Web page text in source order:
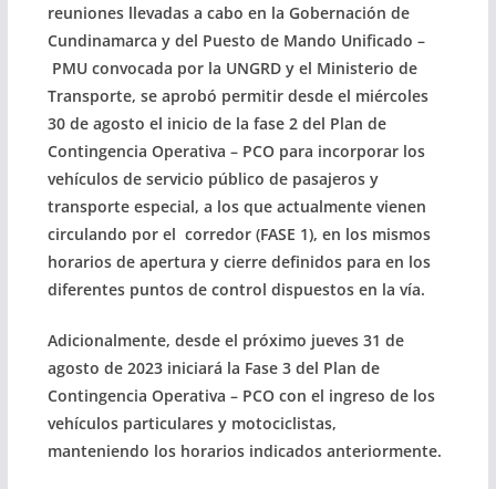
reuniones llevadas a cabo en la Gobernación de
Cundinamarca y del Puesto de Mando Unificado –
PMU convocada por la UNGRD y el Ministerio de
Transporte, se aprobó permitir desde el miércoles
30 de agosto el inicio de la fase 2 del Plan de
Contingencia Operativa – PCO para incorporar los
vehículos de servicio público de pasajeros y
transporte especial, a los que actualmente vienen
circulando por el corredor (FASE 1), en los mismos
horarios de apertura y cierre definidos para en los
diferentes puntos de control dispuestos en la vía.
Adicionalmente, desde el próximo jueves 31 de
agosto de 2023 iniciará la Fase 3 del Plan de
Contingencia Operativa – PCO con el ingreso de los
vehículos particulares y motociclistas,
manteniendo los horarios indicados anteriormente.